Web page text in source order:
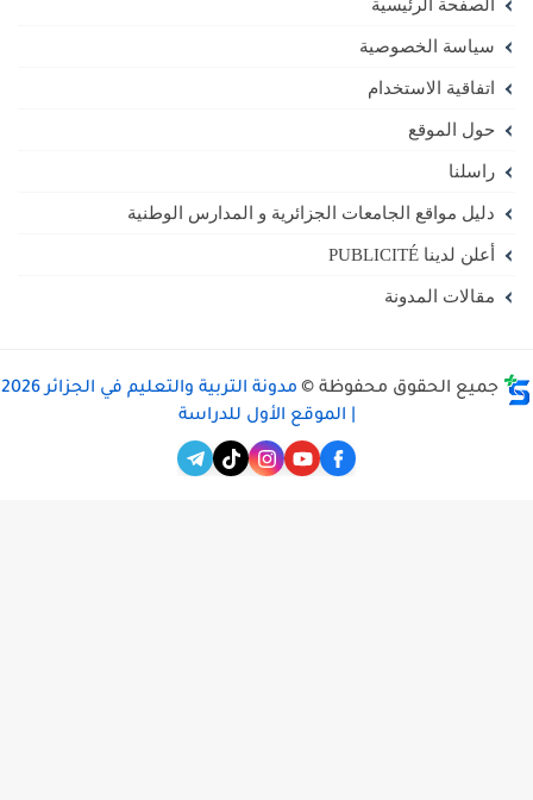
الصفحة الرئيسية
سياسة الخصوصية
اتفاقية الاستخدام
حول الموقع
راسلنا
دليل مواقع الجامعات الجزائرية و المدارس الوطنية
أعلن لدينا PUBLICITÉ
مقالات المدونة
جميع الحقوق محفوظة ©
مدونة التربية والتعليم في الجزائر 2026
| الموقع الأول للدراسة